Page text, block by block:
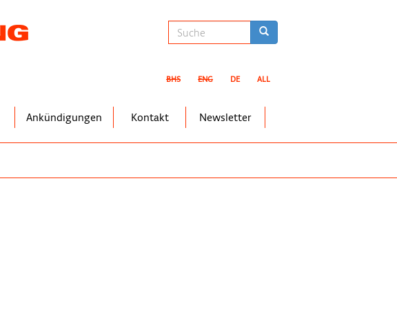
Ankündigungen Kontakt Newsletter
Suchformular
BHS ENG DE ALL